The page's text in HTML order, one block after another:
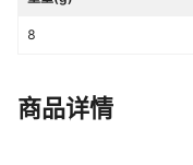
8
商品详情